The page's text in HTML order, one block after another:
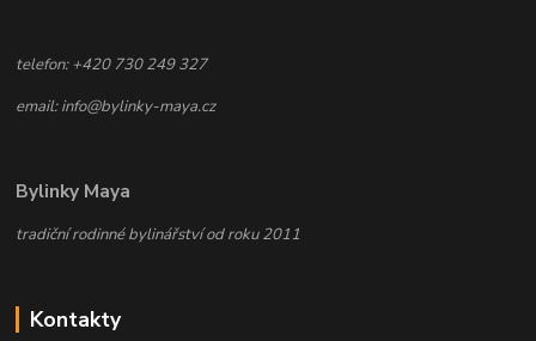
telefon: +420 730 249 327
email: info@bylinky-maya.cz
Bylinky Maya
tradiční rodinné bylinářství od roku 2011
Kontakty